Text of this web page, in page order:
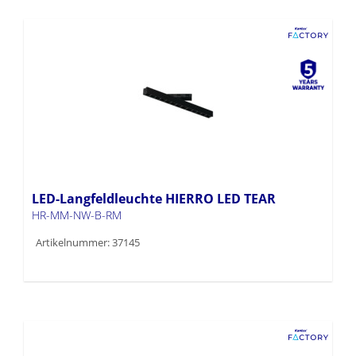
LED-Langfeldleuchte HIERRO LED TEAR
HR-MM-NW-B-RM
Artikelnummer: 37145